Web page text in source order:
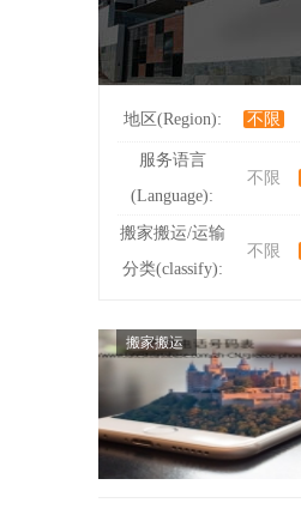
s
地区(Region): 不限
服务语言
(Language):
不限
搬家搬运/运输
分类(classify):
不限
搬家搬运